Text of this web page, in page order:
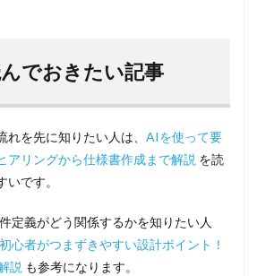
でおきたい記事
を先に知りたい人は、 AIを使って要
アリングから仕様書作成まで解説 を読
です。
定義がどう関係するかを知りたい人
心者がつまずきやすい設計ポイント！
説 も参考になります。